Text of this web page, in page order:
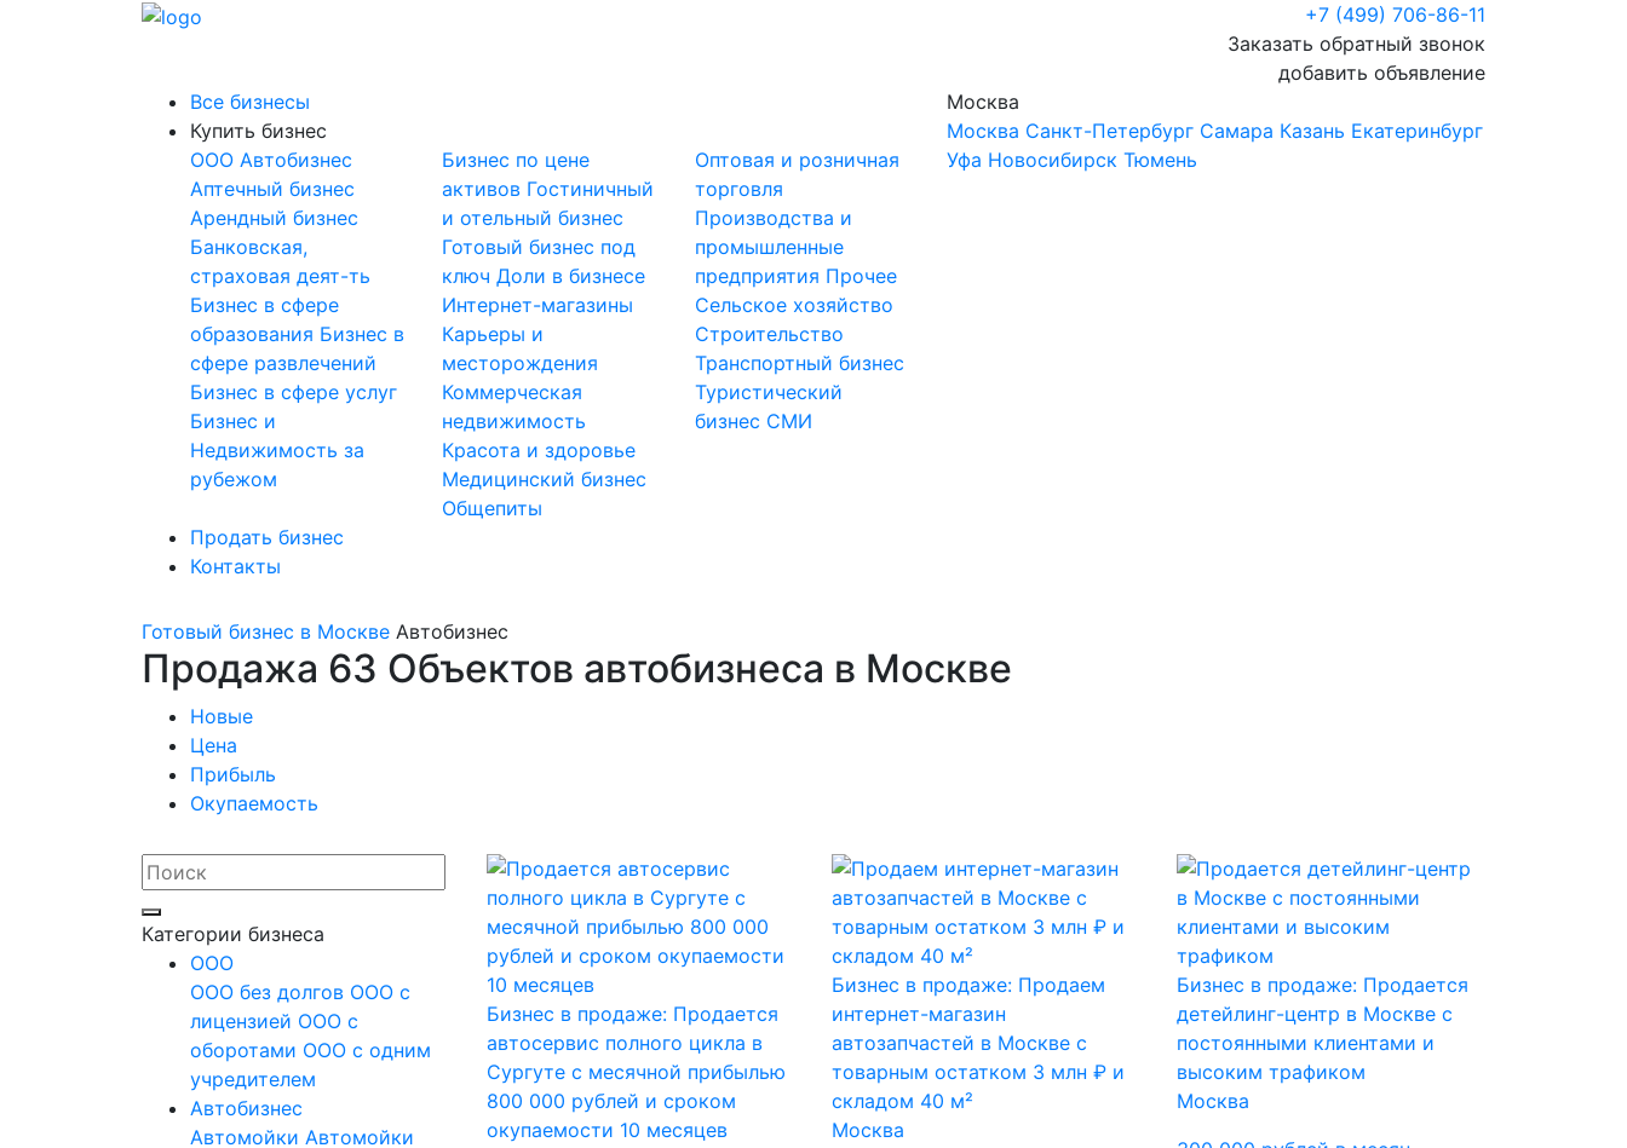
+7 (499) 706-86-11
Заказать обратный звонок
добавить объявление
Все бизнесы
Купить бизнес
OOO Автобизнес
Аптечный бизнес
Арендный бизнес
Банковская,
страховая деят-ть
Бизнес в сфере
образования Бизнес в
сфере развлечений
Бизнес в сфере услуг
Бизнес и
Недвижимость за
рубежом
Бизнес по цене
активов Гостиничный
и отельный бизнес
Готовый бизнес под
ключДоли в бизнесе
Интернет-магазины
Карьеры и
месторождения
Коммерческая
недвижимость
Красота и здоровье
Медицинский бизнес
Общепиты
Оптовая и розничная
торговля
Производства и
промышленные
предприятия Прочее
Сельское хозяйство
Строительство
Транспортный бизнес
Туристический
бизнес СМИ
Продать бизнес
Контакты
Москва
Москва Санкт-Петербург Самара Казань Екатеринбург
Уфа Новосибирск Тюмень
Готовый бизнес в Москве Автобизнес
Продажа 63 Объектов автобизнеса в Москве
Новые
Цена
Прибыль
Окупаемость
Категории бизнеса
OOO
ООО без долгов ООО с
лицензией ООО с
оборотами ООО с одним
учредителем
Автобизнес
Автомойки Автомойки
Бизнес в продаже: Продается
автосервис полного цикла в
Сургуте с месячной прибылью
800 000 рублей и сроком
окупаемости 10 месяцев
Бизнес в продаже: Продаем
интернет-магазин
автозапчастей в Москве с
товарным остатком 3 млн ₽ и
складом 40 м²
Москва
Бизнес в продаже: Продается
детейлинг-центр в Москве с
постоянными клиентами и
высоким трафиком
Москва